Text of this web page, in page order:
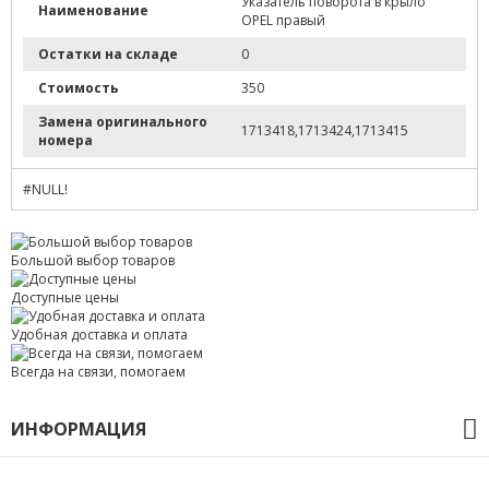
Наименование
OPEL правый
Остатки на складе
0
Стоимость
350
Замена оригинального
номера
1713418,1713424,1713415
#NULL!
Большой выбор товаров
Доступные цены
Удобная доставка и оплата
Всегда на связи, помогаем
ИНФОРМАЦИЯ